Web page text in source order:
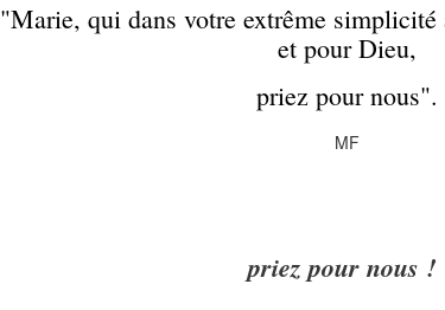
"Marie, qui dans votre extrême simplicité
et pour Dieu,
priez pour nous".
MF
priez pour nous !